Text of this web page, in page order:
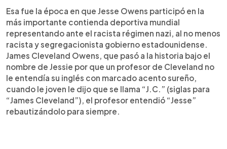
Esa fue la época en que Jesse Owens participó en la
más importante contienda deportiva mundial
representando ante el racista régimen nazi, al no menos
racista y segregacionista gobierno estadounidense.
James Cleveland Owens, que pasó a la historia bajo el
nombre de Jessie por que un profesor de Cleveland no
le entendía su inglés con marcado acento sureño,
cuando le joven le dijo que se llama “J.C.” (siglas para
“James Cleveland”), el profesor entendió “Jesse”
rebautizándolo para siempre.